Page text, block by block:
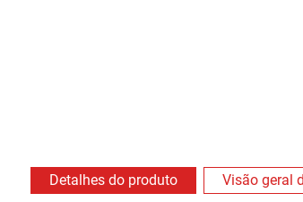
Detalhes do produto Visão geral